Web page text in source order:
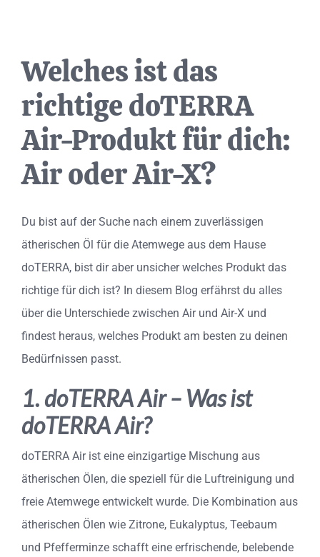
Welches ist das
richtige doTERRA
Air-Produkt für dich:
Air oder Air-X?
Du bist auf der Suche nach einem zuverlässigen
ätherischen Öl für die Atemwege aus dem Hause
doTERRA, bist dir aber unsicher welches Produkt das
richtige für dich ist? In diesem Blog erfährst du alles
über die Unterschiede zwischen Air und Air-X und
findest heraus, welches Produkt am besten zu deinen
Bedürfnissen passt.
1. doTERRA Air – Was ist
doTERRA Air?
doTERRA Air ist eine einzigartige Mischung aus
ätherischen Ölen, die speziell für die Luftreinigung und
freie Atemwege entwickelt wurde. Die Kombination aus
ätherischen Ölen wie Zitrone, Eukalyptus, Teebaum
und Pfefferminze schafft eine erfrischende, belebende